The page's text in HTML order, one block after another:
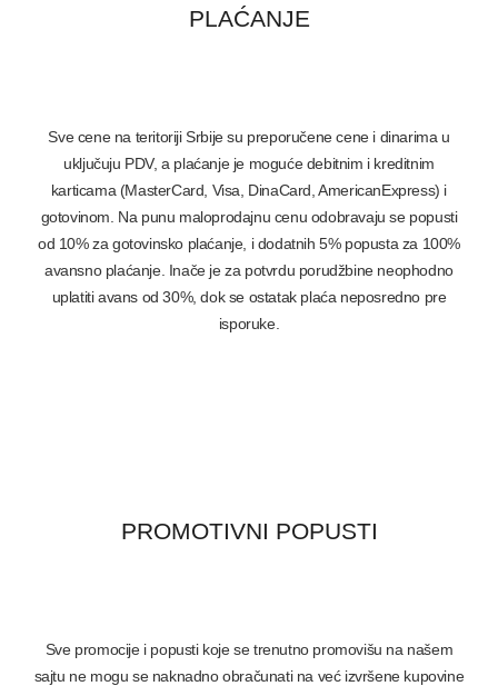
PLAĆANJE
Sve cene na teritoriji Srbije su preporučene cene i dinarima u
uključuju PDV, a plaćanje je moguće debitnim i kreditnim
karticama (MasterCard, Visa, DinaCard, AmericanExpress) i
gotovinom. Na punu maloprodajnu cenu odobravaju se popusti
od 10% za gotovinsko plaćanje, i dodatnih 5% popusta za 100%
avansno plaćanje. Inače je za potvrdu porudžbine neophodno
uplatiti avans od 30%, dok se ostatak plaća neposredno pre
isporuke.
PROMOTIVNI POPUSTI
Sve promocije i popusti koje se trenutno promovišu na našem
sajtu ne mogu se naknadno obračunati na već izvršene kupovine